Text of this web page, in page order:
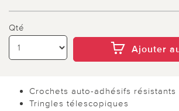
Qté
Ajouter
Crochets auto-adhésifs résistants
Tringles télescopiques